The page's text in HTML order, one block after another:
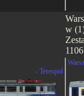
w
- Terespol